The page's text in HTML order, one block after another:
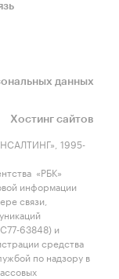
данных
Хостинг сайтов
1995-
«РБК»
информации
связи,
63848) и
средства
по надзору в